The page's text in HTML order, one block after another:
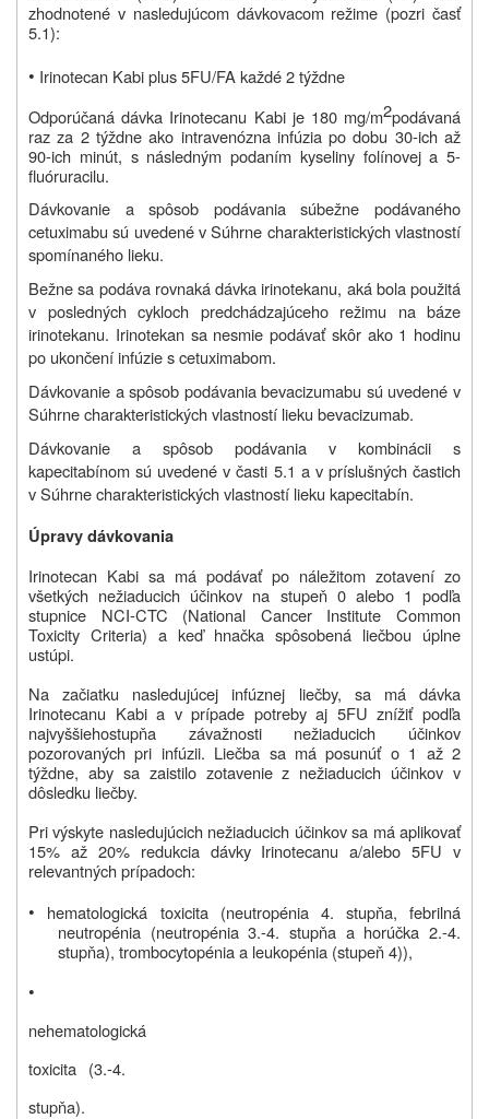
zhodnotené v nasledujúcom dávkovacom režime (pozri časť
5.1):
• Irinotecan Kabi plus 5FU/FA každé 2 týždne
Odporúčaná dávka Irinotecanu Kabi je 180 mg/m2podávaná
raz za 2 týždne ako intravenózna infúzia po dobu 30-ich až
90-ich minút, s následným podaním kyseliny folínovej a 5-
fluóruracilu.
Dávkovanie a spôsob podávania súbežne podávaného
cetuximabu sú uvedené v Súhrne charakteristických vlastností
spomínaného lieku.
Bežne sa podáva rovnaká dávka irinotekanu, aká bola použitá
v posledných cykloch predchádzajúceho režimu na báze
irinotekanu. Irinotekan sa nesmie podávať skôr ako 1 hodinu
po ukončení infúzie s cetuximabom.
Dávkovanie a spôsob podávania bevacizumabu sú uvedené v
Súhrne charakteristických vlastností lieku bevacizumab.
Dávkovanie a spôsob podávania v kombinácii s
kapecitabínom sú uvedené v časti 5.1 a v príslušných častich
v Súhrne charakteristických vlastností lieku kapecitabín.
Úpravy dávkovania
Irinotecan Kabi sa má podávať po náležitom zotavení zo
všetkých nežiaducich účinkov na stupeň 0 alebo 1 podľa
stupnice NCI-CTC (National Cancer Institute Common
Toxicity Criteria) a keď hnačka spôsobená liečbou úplne
ustúpi.
Na začiatku nasledujúcej infúznej liečby, sa má dávka
Irinotecanu Kabi a v prípade potreby aj 5FU znížiť podľa
najvyššiehostupňa závažnosti
nežiaducich účinkov
pozorovaných pri infúzii. Liečba sa má posunúť o 1 až 2
týždne, aby sa zaistilo zotavenie z nežiaducich účinkov v
dôsledku liečby.
Pri výskyte nasledujúcich nežiaducich účinkov sa má aplikovať
15% až 20% redukcia dávky Irinotecanu a/alebo 5FU v
relevantných prípadoch:
• hematologická toxicita (neutropénia 4. stupňa, febrilná
neutropénia (neutropénia 3.-4. stupňa a horúčka 2.-4.
stupňa), trombocytopénia a leukopénia (stupeň 4)),
•
nehematologická
toxicita (3.-4.
stupňa).